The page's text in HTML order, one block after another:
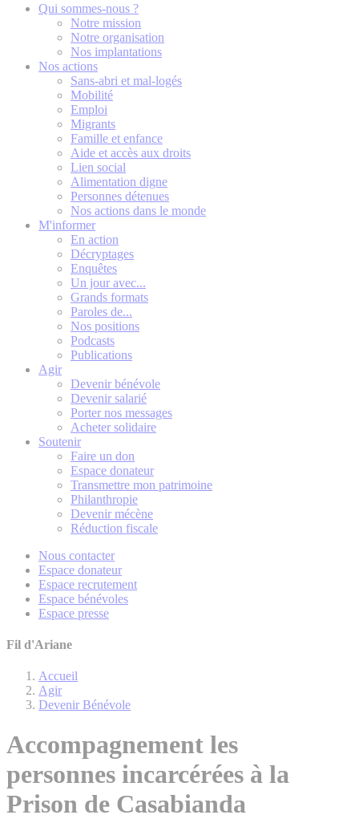
Qui sommes-nous ?
Notre mission
Notre organisation
Nos implantations
Nos actions
Sans-abri et mal-logés
Mobilité
Emploi
Migrants
Famille et enfance
Aide et accès aux droits
Lien social
Alimentation digne
Personnes détenues
Nos actions dans le monde
M'informer
En action
Décryptages
Enquêtes
Un jour avec...
Grands formats
Paroles de...
Nos positions
Podcasts
Publications
Agir
Devenir bénévole
Devenir salarié
Porter nos messages
Acheter solidaire
Soutenir
Faire un don
Espace donateur
Transmettre mon patrimoine
Philanthropie
Devenir mécène
Réduction fiscale
Nous contacter
Espace donateur
Espace recrutement
Espace bénévoles
Espace presse
Fil d'Ariane
Accueil
Agir
Devenir Bénévole
Accompagnement les
personnes incarcérées à la
Prison de Casabianda